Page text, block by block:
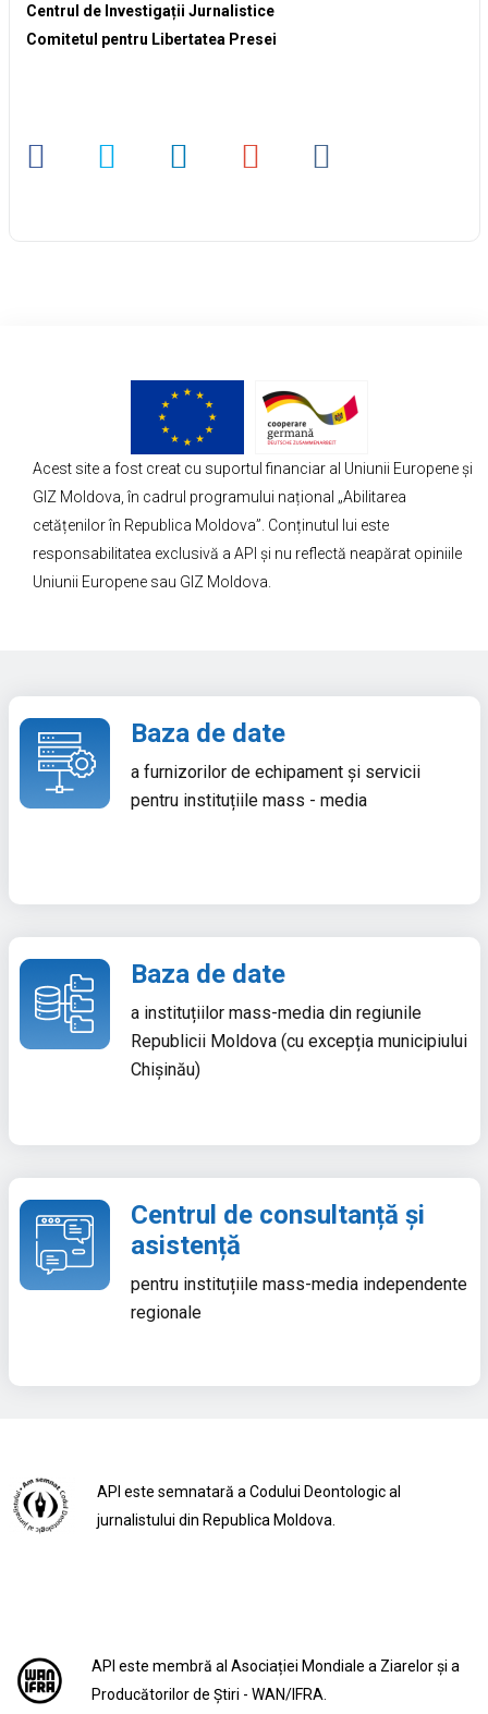
Centrul de Investigații Jurnalistice
Comitetul pentru Libertatea Presei
Acest site a fost creat cu suportul financiar al Uniunii Europene și
GIZ Moldova, în cadrul programului național „Abilitarea
cetățenilor în Republica Moldova”. Conținutul lui este
responsabilitatea exclusivă a API și nu reflectă neapărat opiniile
Uniunii Europene sau GIZ Moldova.
Baza de date
a furnizorilor de echipament și servicii
pentru instituțiile mass - media
Baza de date
a instituțiilor mass-media din regiunile
Republicii Moldova (cu excepția municipiului
Chișinău)
Centrul de consultanță și
asistență
pentru instituțiile mass-media independente
regionale
API este semnatară a Codului Deontologic al
jurnalistului din Republica Moldova.
API este membră al Asociației Mondiale a Ziarelor și a
Producătorilor de Știri - WAN/IFRA.